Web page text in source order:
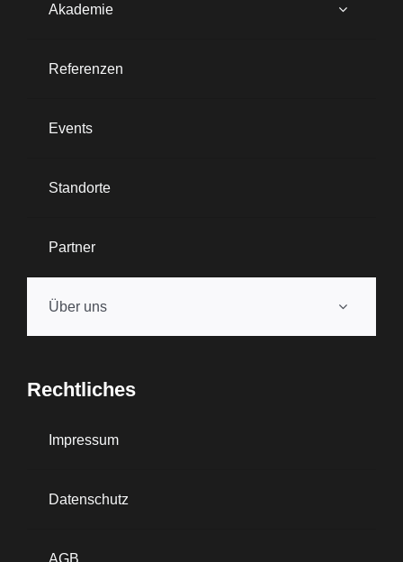
Akademie
Referenzen
Events
Standorte
Partner
Über uns
Rechtliches
Impressum
Datenschutz
AGB